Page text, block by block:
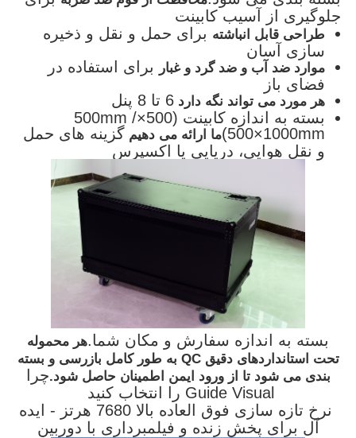
جلوگیری از آسیب کابینت
طراحی قابل انباشته برای حمل و نقل و ذخیره
سازی آسان
موارد ضد آب و ضد گرد و غبار
برای استفاده در
فضای باز
هر مورد می تواند نگه دارد6 تا 8 پنل
بسته به اندازه کابینت (500×500mm /
500×1000mm) ما ارائه می دهیم گزینه های حمل
و نقل هوایی، دریایی یا اکسپرس
بسته به اندازه سفارش و مکان شما.هر محموله
تحت استانداردهای دقیق QC به طور کامل بازرسی و بسته
بندی می شود تا از ورود ایمن اطمینان حاصل شود.چرا
Guide Visual را انتخاب کنید
نرخ تازه سازی فوق العاده بالا 7680 هرتز - ایده
آل برای پخش زنده و فیلمبرداری با دوربین